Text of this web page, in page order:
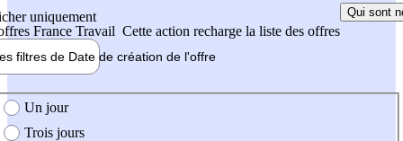
uniquement
France Travail Cette action recharge la liste des offres
Qui sont
filtres de Date de création de l'offre
création de l'offre
Un jour
Trois jours